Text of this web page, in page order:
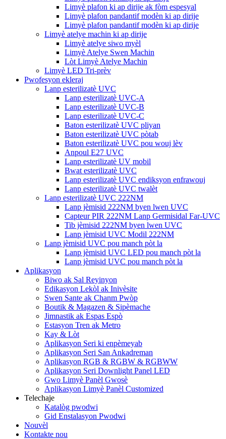
Limyè plafon ki ap dirije ak fòm espesyal
Limyè plafon pandantif modèn ki ap dirije
Limyè plafon pandantif modèn ki ap dirije
Limyè atelye machin ki ap dirije
Limyè atelye siwo myèl
Limyè Atelye Swen Machin
Lòt Limyè Atelye Machin
Limyè LED Tri-prèv
Pwofesyon ekleraj
Lanp esterilizatè UVC
Lanp esterilizatè UVC-A
Lanp esterilizatè UVC-B
Lanp esterilizatè UVC-C
Baton esterilizatè UVC pliyan
Baton esterilizatè UVC pòtab
Baton esterilizatè UVC pou wouj lèv
Anpoul E27 UVC
Lanp esterilizatè UV mobil
Bwat esterilizatè UVC
Lanp esterilizatè UVC endiksyon enfrawouj
Lanp esterilizatè UVC twalèt
Lanp esterilizatè UVC 222NM
Lanp jèmisid 222NM byen lwen UVC
Capteur PIR 222NM Lanp Germisidal Far-UVC
Tib jèmisid 222NM byen lwen UVC
Lanp jèmisid UVC Modil 222NM
Lanp jèmisid UVC pou manch pòt la
Lanp jèmisid UVC LED pou manch pòt la
Lanp jèmisid UVC pou manch pòt la
Aplikasyon
Biwo ak Sal Reyinyon
Edikasyon Lekòl ak Inivèsite
Swen Sante ak Chanm Pwòp
Boutik & Magazen & Sipèmache
Jimnastik ak Espas Espò
Estasyon Tren ak Metro
Kay & Lòt
Aplikasyon Seri ki enpèmeyab
Aplikasyon Seri San Ankadreman
Aplikasyon RGB & RGBW & RGBWW
Aplikasyon Seri Downlight Panel LED
Gwo Limyè Panèl Gwosè
Aplikasyon Limyè Panèl Customized
Telechaje
Katalòg pwodwi
Gid Enstalasyon Pwodwi
Nouvèl
Kontakte nou